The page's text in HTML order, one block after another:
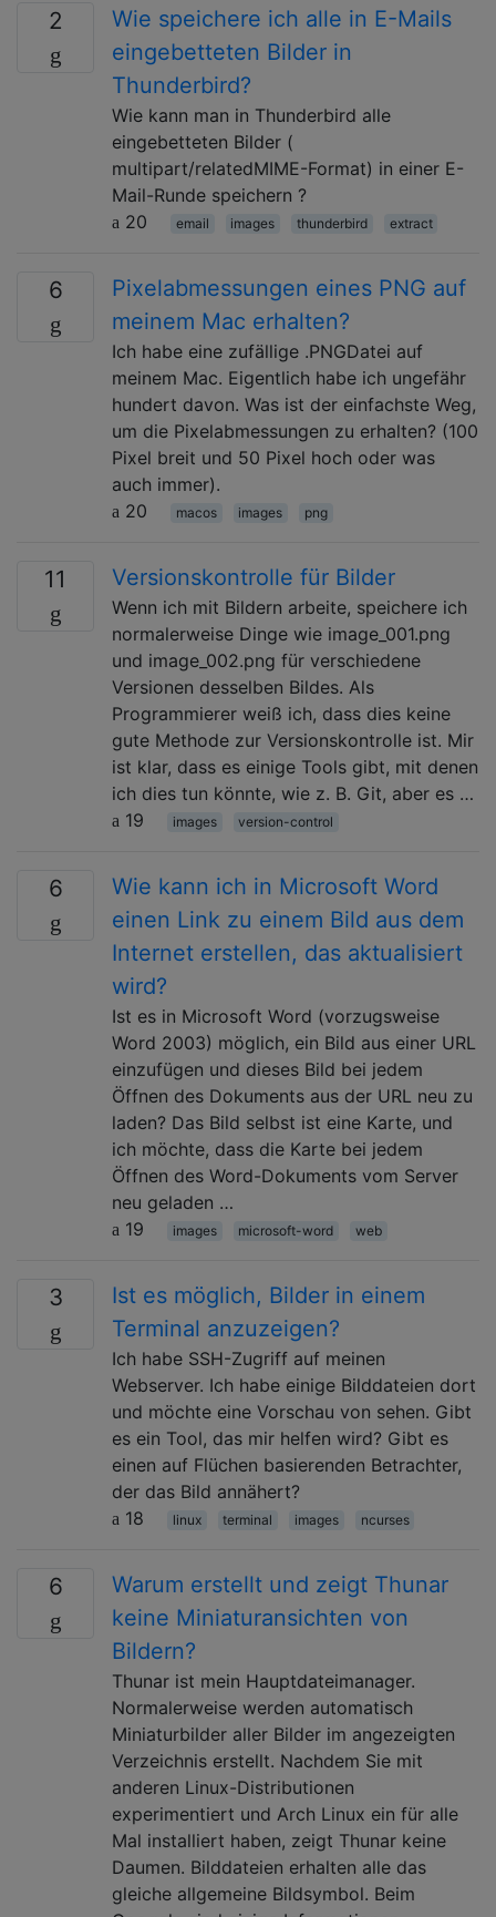
2
Wie speichere ich alle in E-Mails
eingebetteten Bilder in
Thunderbird?
Wie kann man in Thunderbird alle
eingebetteten Bilder (
multipart/relatedMIME-Format) in einer E-
Mail-Runde speichern ?
20
email images thunderbird extract
6
Pixelabmessungen eines PNG auf
meinem Mac erhalten?
Ich habe eine zufällige .PNGDatei auf
meinem Mac. Eigentlich habe ich ungefähr
hundert davon. Was ist der einfachste Weg,
um die Pixelabmessungen zu erhalten? (100
Pixel breit und 50 Pixel hoch oder was
auch immer).
20
macos images png
11 Versionskontrolle für Bilder
Wenn ich mit Bildern arbeite, speichere ich
normalerweise Dinge wie image_001.png
und image_002.png für verschiedene
Versionen desselben Bildes. Als
Programmierer weiß ich, dass dies keine
gute Methode zur Versionskontrolle ist. Mir
ist klar, dass es einige Tools gibt, mit denen
ich dies tun könnte, wie z. B. Git, aber es …
19
images version-control
6
Wie kann ich in Microsoft Word
einen Link zu einem Bild aus dem
Internet erstellen, das aktualisiert
wird?
Ist es in Microsoft Word (vorzugsweise
Word 2003) möglich, ein Bild aus einer URL
einzufügen und dieses Bild bei jedem
Öffnen des Dokuments aus der URL neu zu
laden? Das Bild selbst ist eine Karte, und
ich möchte, dass die Karte bei jedem
Öffnen des Word-Dokuments vom Server
neu geladen …
19
images microsoft-word web
3
Ist es möglich, Bilder in einem
Terminal anzuzeigen?
Ich habe SSH-Zugriff auf meinen
Webserver. Ich habe einige Bilddateien dort
und möchte eine Vorschau von sehen. Gibt
es ein Tool, das mir helfen wird? Gibt es
einen auf Flüchen basierenden Betrachter,
der das Bild annähert?
18
linux terminal images ncurses
6
Warum erstellt und zeigt Thunar
keine Miniaturansichten von
Bildern?
Thunar ist mein Hauptdateimanager.
Normalerweise werden automatisch
Miniaturbilder aller Bilder im angezeigten
Verzeichnis erstellt. Nachdem Sie mit
anderen Linux-Distributionen
experimentiert und Arch Linux ein für alle
Mal installiert haben, zeigt Thunar keine
Daumen. Bilddateien erhalten alle das
gleiche allgemeine Bildsymbol. Beim